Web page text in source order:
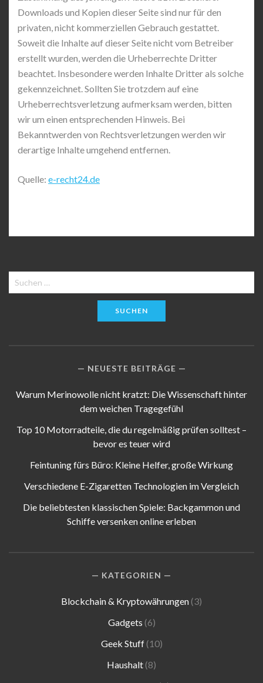
Downloads und Kopien dieser Seite sind nur für den
privaten, nicht kommerziellen Gebrauch gestattet.
Soweit die Inhalte auf dieser Seite nicht vom Betreiber
erstellt wurden, werden die Urheberrechte Dritter
beachtet. Insbesondere werden Inhalte Dritter als solche
gekennzeichnet. Sollten Sie trotzdem auf eine
Urheberrechtsverletzung aufmerksam werden, bitten
wir um einen entsprechenden Hinweis. Bei
Bekanntwerden von Rechtsverletzungen werden wir
derartige Inhalte umgehend entfernen.
Quelle: e-recht24.de
Suchen
nach:
NEUESTE BEITRÄGE
Warum Merinowolle nicht kratzt: Die Wissenschaft hinter
dem weichen Tragegefühl
Top 10 Motorradteile, die du regelmäßig prüfen solltest –
bevor es teuer wird
Feintuning fürs Büro: Kleine Helfer, große Wirkung
Verschiedene E-Zigaretten Technologien im Vergleich
Die beliebtesten klassischen Spiele: Backgammon und
Schiffe versenken online erleben
KATEGORIEN
Blockchain & Kryptowährungen (3)
Gadgets (6)
Geek Stuff(10)
Haushalt (8)